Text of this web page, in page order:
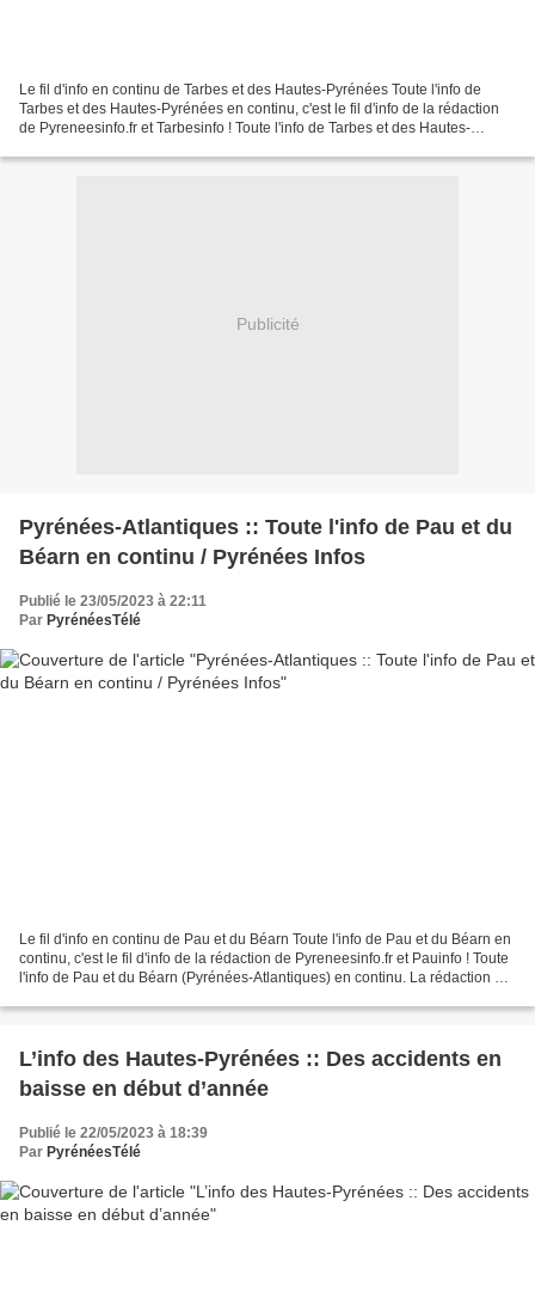
Le fil d'info en continu de Tarbes et des Hautes-Pyrénées Toute l'info de
Tarbes et des Hautes-Pyrénées en continu, c'est le fil d'info de la rédaction
de Pyreneesinfo.fr et Tarbesinfo ! Toute l'info de Tarbes et des Hautes-
Publicité
Pyrénées-Atlantiques :: Toute l'info de Pau et du
Béarn en continu / Pyrénées Infos
Publié le 23/05/2023 à 22:11
Par PyrénéesTélé
Le fil d'info en continu de Pau et du Béarn Toute l'info de Pau et du Béarn en
continu, c'est le fil d'info de la rédaction de Pyreneesinfo.fr et Pauinfo ! Toute
l'info de Pau et du Béarn (Pyrénées-Atlantiques) en continu. La rédaction de
L’info des Hautes-Pyrénées :: Des accidents en
baisse en début d’année
Publié le 22/05/2023 à 18:39
Par PyrénéesTélé